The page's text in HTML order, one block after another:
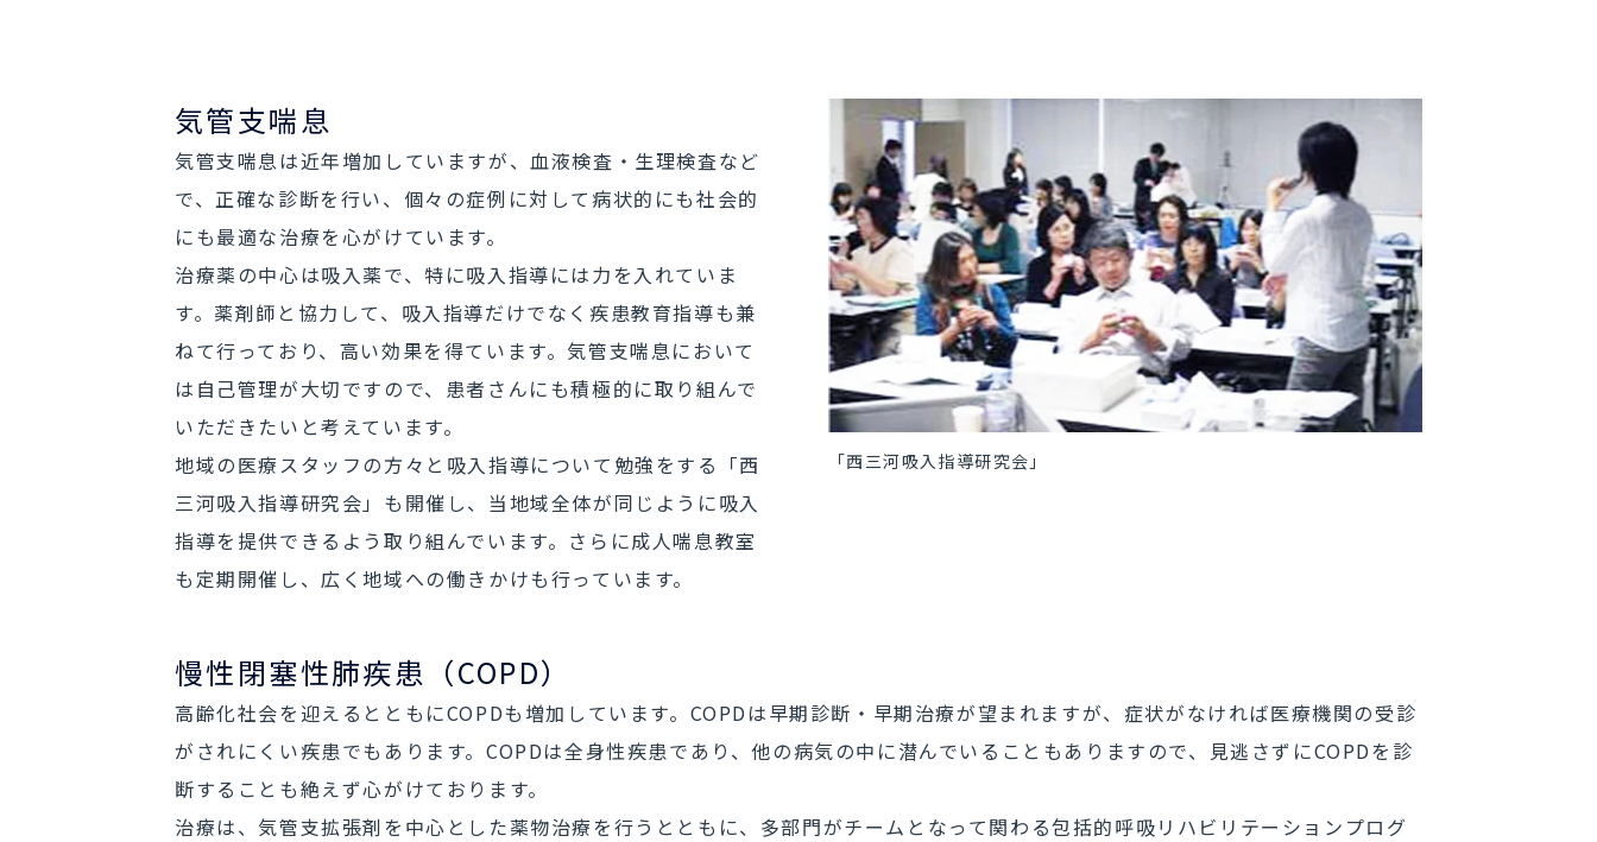
「西三河吸入指導研究会」
気管支喘息
気管支喘息は近年増加していますが、血液検査・生理検査など
で、正確な診断を行い、個々の症例に対して病状的にも社会的
にも最適な治療を心がけています。
治療薬の中心は吸入薬で、特に吸入指導には力を入れていま
す。薬剤師と協力して、吸入指導だけでなく疾患教育指導も兼
ねて行っており、高い効果を得ています。気管支喘息において
は自己管理が大切ですので、患者さんにも積極的に取り組んで
いただきたいと考えています。
地域の医療スタッフの方々と吸入指導について勉強をする「西
三河吸入指導研究会」も開催し、当地域全体が同じように吸入
指導を提供できるよう取り組んでいます。さらに成人喘息教室
も定期開催し、広く地域への働きかけも行っています。
慢性閉塞性肺疾患（COPD）
高齢化社会を迎えるとともにCOPDも増加しています。COPDは早期診断・早期治療が望まれますが、症状がなければ医療機関の受診
がされにくい疾患でもあります。COPDは全身性疾患であり、他の病気の中に潜んでいることもありますので、見逃さずにCOPDを診
断することも絶えず心がけております。
治療は、気管支拡張剤を中心とした薬物治療を行うとともに、多部門がチームとなって関わる包括的呼吸リハビリテーションプログ